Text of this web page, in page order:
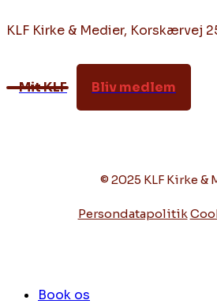
KLF Kirke & Medier, Korskærvej
Mit KLF Bliv medlem
© 2025 KLF Kirke &
Persondatapolitik
Book os